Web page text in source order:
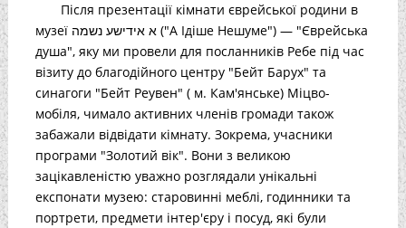
Після презентації кімнати єврейської родини в
музеї א אידישע נשמה ("А Ідіше Нешуме") — "Єврейська
душа", яку ми провели для посланників Ребе під час
візиту до благодійного центру "Бейт Барух" та
синагоги "Бейт Реувен" ( м. Кам'янське) Міцво-
мобіля, чимало активних членів громади також
забажали відвідати кімнату. Зокрема, учасники
програми "Золотий вік". Вони з великою
зацікавленістю уважно розглядали унікальні
експонати музею: старовинні меблі, годинники та
портрети, предмети інтер'єру і посуд, які були